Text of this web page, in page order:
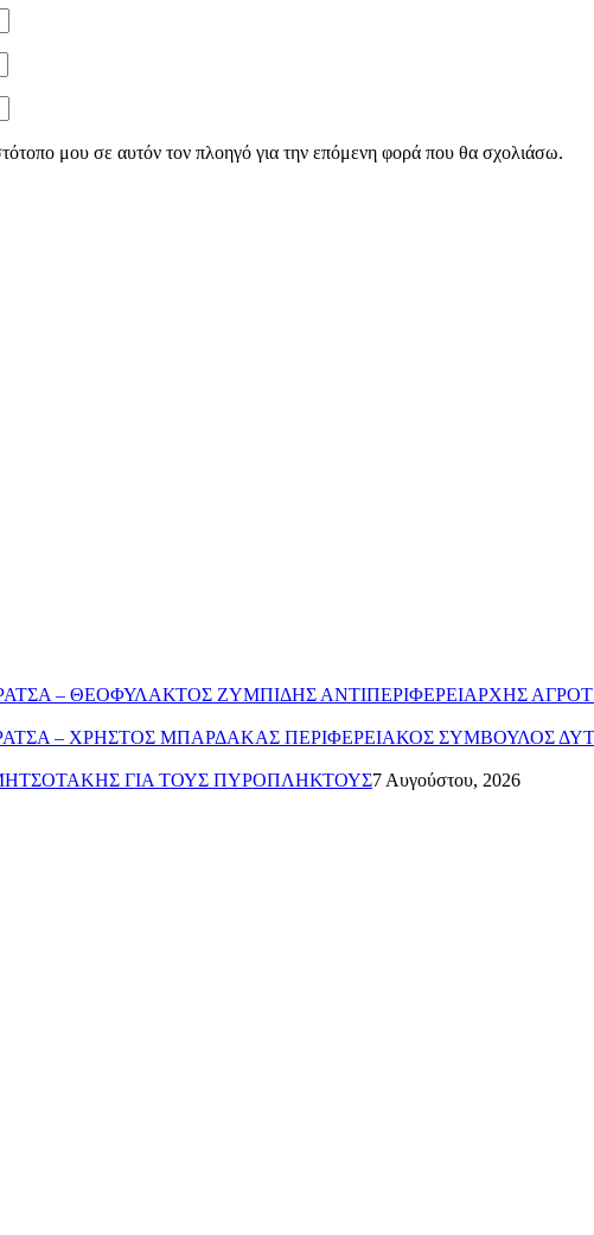
μου σε αυτόν τον πλοηγό για την επόμενη φορά που θα σχολιάσω.
– ΘΕΟΦΥΛΑΚΤΟΣ ΖΥΜΠΙΔΗΣ ΑΝΤΙΠΕΡΙΦΕΡΕΙΑΡΧΗΣ
– ΧΡΗΣΤΟΣ ΜΠΑΡΔΑΚΑΣ ΠΕΡΙΦΕΡΕΙΑΚΟΣ ΣΥΜΒΟΥΛΟΣ
ΓΙΑ ΤΟΥΣ ΠΥΡΟΠΛΗΚΤΟΥΣ7 Αυγούστου, 2026